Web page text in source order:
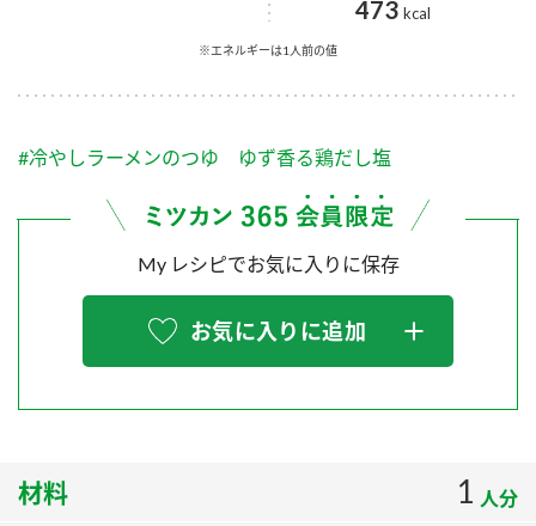
ふりかけ おすしの素
炊き込みご飯の素 米飯用調味液
つゆ
PIN印
スペシャルサイト
お酢を知ろう！
ぽん酢サワー
ミツカンの歴史
環境への取り組み
ZENB initiative
MIM（ミツカンミュージアム）
各部門が大切にしていること
販売終了製品のご案内
よくあるご質問
地図から取り扱い店舗を探す
473 kcal
※エネルギーは1人前の値
#冷やしラーメンのつゆ ゆず香る鶏だし塩
My レシピでお気に入りに保存
お気に入りに追加
材料 1 人分